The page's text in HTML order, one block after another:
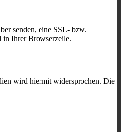
senden, eine SSL- bzw.
in Ihrer Browserzeile.
wird hiermit widersprochen. Die